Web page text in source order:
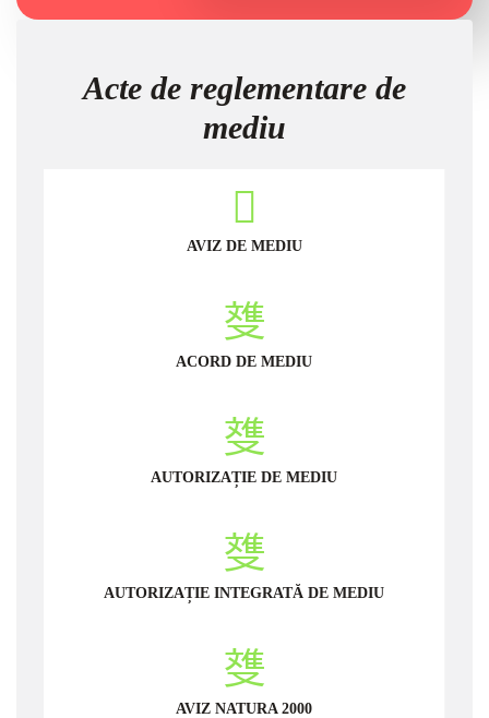
Acte de reglementare de
mediu
AVIZ DE MEDIU
ACORD DE MEDIU
AUTORIZAȚIE DE MEDIU
AUTORIZAȚIE INTEGRATĂ DE MEDIU
AVIZ NATURA 2000